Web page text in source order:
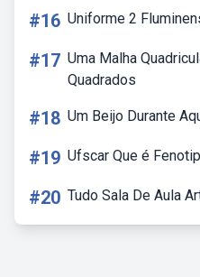
#16 Uniforme 2
#17 Uma Malha
Quadrados
#18 Um Beijo Durante
#19 Ufscar Que é
#20 Tudo Sala De Aula